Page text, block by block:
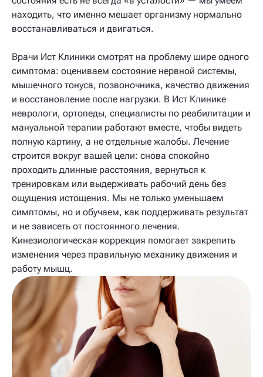
находить, что именно мешает организму нормально
восстанавливаться и двигаться.
Врачи Ист Клиники смотрят на проблему шире одного
симптома: оцениваем состояние нервной системы,
мышечного тонуса, позвоночника, качество движения
и восстановление после нагрузки. В Ист Клинике
неврологи, ортопеды, специалисты по реабилитации и
мануальной терапии работают вместе, чтобы видеть
полную картину, а не отдельные жалобы. Лечение
строится вокруг вашей цели: снова спокойно
проходить длинные расстояния, вернуться к
тренировкам или выдерживать рабочий день без
ощущения истощения. Мы не только уменьшаем
симптомы, но и обучаем, как поддерживать результат
и не зависеть от постоянного лечения.
Кинезиологическая коррекция помогает закрепить
изменения через правильную механику движения и
работу мышц.